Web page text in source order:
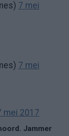
7 mei
7 mei
mei 2017
Jammer